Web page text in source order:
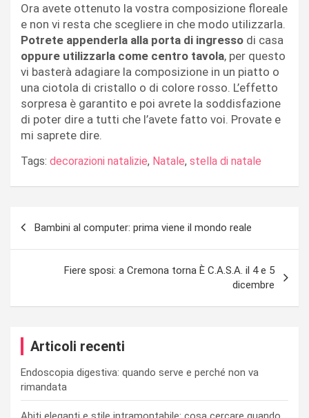
Ora avete ottenuto la vostra composizione floreale
e non vi resta che scegliere in che modo utilizzarla.
Potrete appenderla alla porta di ingresso di casa
oppure utilizzarla come centro tavola, per questo
vi basterà adagiare la composizione in un piatto o
una ciotola di cristallo o di colore rosso. L’effetto
sorpresa è garantito e poi avrete la soddisfazione
di poter dire a tutti che l’avete fatto voi. Provate e
mi saprete dire.
Tags: decorazioni natalizie, Natale, stella di natale
Bambini al computer: prima viene il mondo reale
Fiere sposi: a Cremona torna È C.A.S.A. il 4 e 5
dicembre
Articoli recenti
Endoscopia digestiva: quando serve e perché non va
rimandata